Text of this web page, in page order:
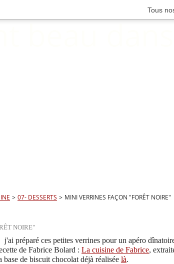
Tous
> 07- DESSERTS > MINI VERRINES FAÇON "FORÊT NOIRE"
NOIRE"
préparé ces petites verrines pour un apéro
de Fabrice Bolard : La cuisine de Fabrice,
de biscuit chocolat déjà réalisée là.